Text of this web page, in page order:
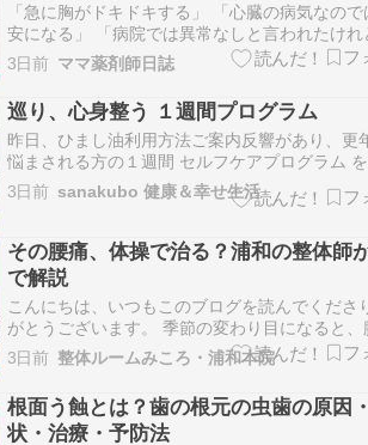
「急に胸がドキドキする」 「心臓の病気なの
安になる」 「病院では異常なしと言われたけれ
のままで大丈夫？」 更年期になると、このよう
に悩む女性は少なくありません。 突然胸がド
たり、脈が速くなったりすると、不安になりま
ね。 更年期の動悸は女性ホルモンの…
3日前 ママ薬剤師日誌
巡り、心身整う １週間プログラム
昨日、ひまし油利用方法ご案内反響があり、更
悩まされる方の１週間 セルフケアプログラム
てみましたまずは 毎日続けたい習慣* 口うがい
ッシングケア* 朝一杯の白湯* よく噛んで食べる
ラしたと感じたら …
3日前 sanakubo 健康＆幸せ生活
その腰痛、体操で治る？浦和の整体師
で解説
こんにちは、いつもこのブログを読んでくださ
がとうございます。 季節の変わり目になると、
さや違和感を訴える方がぐっと増える印象があ
す。デスクワークで座りっぱなしの日が続いた
事や育児で無理な姿勢を取ったりすると、じわ
腰に負担が積み重なっていくものです。 …
3日前 整体ルームみころ・浦和本院
根面う蝕とは？歯の根元の虫歯の原因
状・治療・予防法